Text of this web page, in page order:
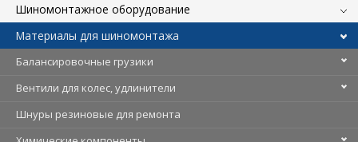
Шиномонтажное оборудование
Материалы для шиномонтажа
Балансировочные грузики
Вентили для колес, удлинители
Шнуры резиновые для ремонта